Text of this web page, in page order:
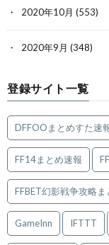
2020年10月 (553)
2020年9月 (348)
登録サイト一覧
DFFOOまとめすた速
FF14まとめ速報
FFBET幻影戦争攻略ま
GameInn IFTTT